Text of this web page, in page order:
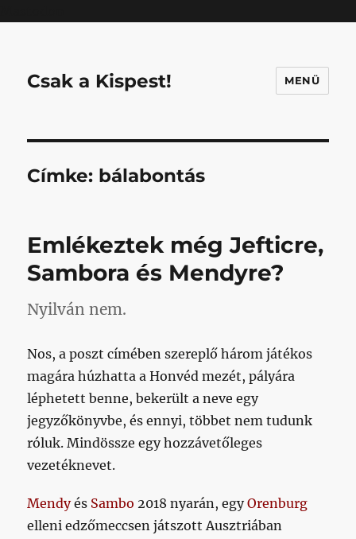
Csak a Kispest! MENÜ
Címke: bálabontás
Emlékeztek még Jefticre,
Sambora és Mendyre?
Nyilván nem.
Nos, a poszt címében szereplő három játékos
magára húzhatta a Honvéd mezét, pályára
léphetett benne, bekerült a neve egy
jegyzőkönyvbe, és ennyi, többet nem tudunk
róluk. Mindössze egy hozzávetőleges
vezetéknevet.
Mendyés Sambo 2018 nyarán, egyOrenburg
elleni edzőmeccsen játszott Ausztriában